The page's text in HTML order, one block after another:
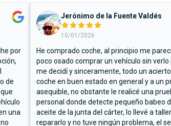
por
de
una
Jerónimo de la Fuente Valdés
10/01/2026
He comprado coche, al principio me
poco osado comprar un vehículo sin verlo
me decidí y sinceramente, todo un
coche en buen estado en general y a un
asequible, no obstante le realicé una
personal donde detecte pequeño babeo
aceite de la junta del cárter, lo llevé a
repararlo y no tuve ningún problema, el